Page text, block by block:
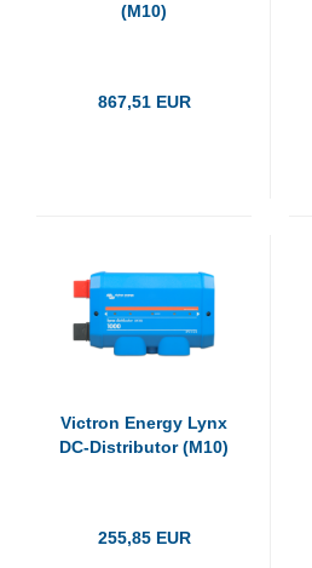
(M10)
867,51 EUR
Victron Energy Lynx
DC-Distributor (M10)
255,85 EUR